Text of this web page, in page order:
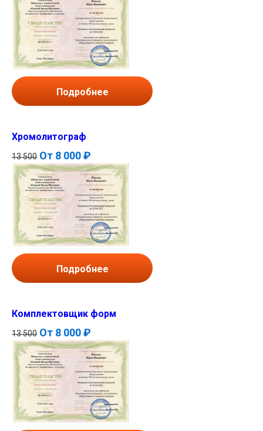
Подробнее
Хромолитограф
13 500 От 8 000 ₽
Подробнее
Комплектовщик форм
13 500 От 8 000 ₽